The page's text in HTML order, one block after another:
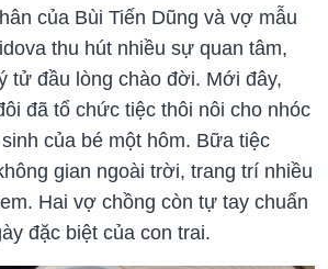
của Bùi Tiến Dũng và vợ mẫu
thu hút nhiều sự quan tâm,
tử đầu lòng chào đời. Mới đây,
đã tổ chức tiệc thôi nôi cho nhóc
của bé một hôm. Bữa tiệc
gian ngoài trời, trang trí nhiều
Hai vợ chồng còn tự tay chuẩn
đặc biệt của con trai.